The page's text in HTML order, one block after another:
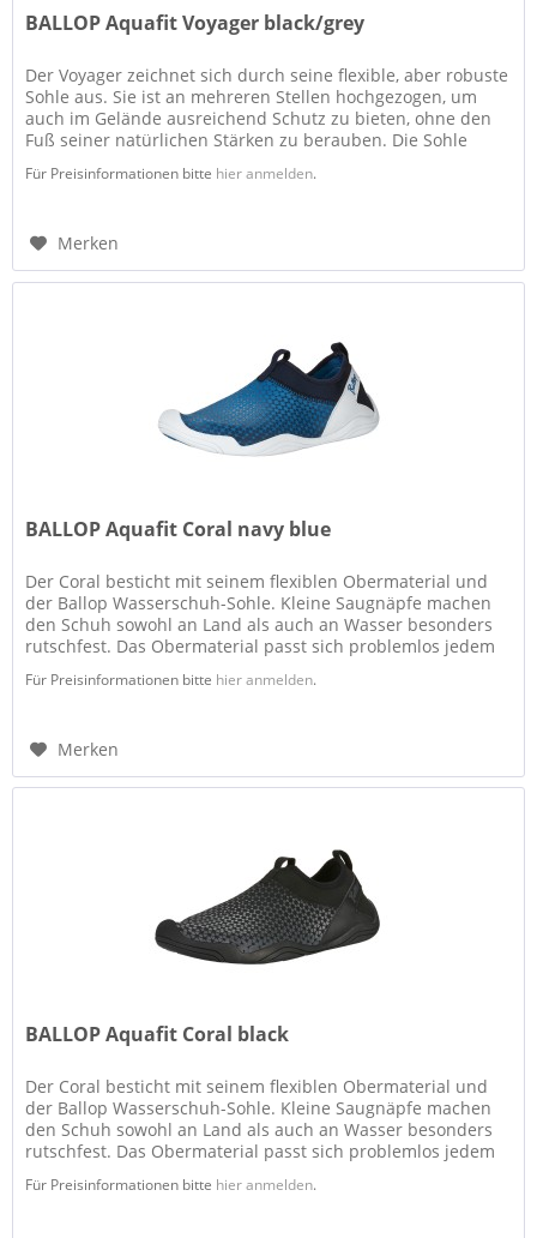
BALLOP Aquafit Voyager black/grey
Der Voyager zeichnet sich durch seine flexible, aber robuste
Sohle aus. Sie ist an mehreren Stellen hochgezogen, um
auch im Gelände ausreichend Schutz zu bieten, ohne den
Fuß seiner natürlichen Stärken zu berauben. Die Sohle
Für Preisinformationen bitte hier anmelden.
Merken
BALLOP Aquafit Coral navy blue
Der Coral besticht mit seinem flexiblen Obermaterial und
der Ballop Wasserschuh-Sohle. Kleine Saugnäpfe machen
den Schuh sowohl an Land als auch an Wasser besonders
rutschfest. Das Obermaterial passt sich problemlos jedem
Für Preisinformationen bitte hier anmelden.
Merken
BALLOP Aquafit Coral black
Der Coral besticht mit seinem flexiblen Obermaterial und
der Ballop Wasserschuh-Sohle. Kleine Saugnäpfe machen
den Schuh sowohl an Land als auch an Wasser besonders
rutschfest. Das Obermaterial passt sich problemlos jedem
Für Preisinformationen bitte hier anmelden.